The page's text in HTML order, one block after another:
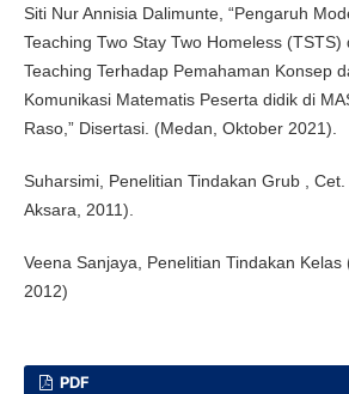
Siti Nur Annisia Dalimunte, “Pengaruh
Teaching Two Stay Two Homeless (TSTS)
Teaching Terhadap Pemahaman Konsep
Komunikasi Matematis Peserta didik di
Raso,” Disertasi. (Medan, Oktober 2021).
Suharsimi, Penelitian Tindakan Grub ,
Aksara, 2011).
Veena Sanjaya, Penelitian Tindakan Kelas
2012)
PDF